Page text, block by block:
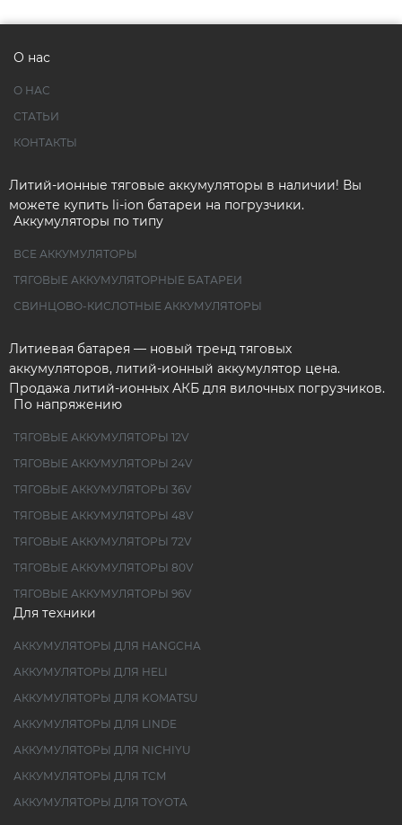
О нас
О НАС
СТАТЬИ
КОНТАКТЫ
Литий-ионные тяговые аккумуляторы в наличии! Вы
можете купить li-ion батареи на погрузчики.
Аккумуляторы по типу
ВСЕ АККУМУЛЯТОРЫ
ТЯГОВЫЕ АККУМУЛЯТОРНЫЕ БАТАРЕИ
СВИНЦОВО-КИСЛОТНЫЕ АККУМУЛЯТОРЫ
Литиевая батарея — новый тренд тяговых
аккумуляторов, литий-ионный аккумулятор цена.
Продажа литий-ионных АКБ для вилочных погрузчиков.
По напряжению
ТЯГОВЫЕ АККУМУЛЯТОРЫ 12V
ТЯГОВЫЕ АККУМУЛЯТОРЫ 24V
ТЯГОВЫЕ АККУМУЛЯТОРЫ 36V
ТЯГОВЫЕ АККУМУЛЯТОРЫ 48V
ТЯГОВЫЕ АККУМУЛЯТОРЫ 72V
ТЯГОВЫЕ АККУМУЛЯТОРЫ 80V
ТЯГОВЫЕ АККУМУЛЯТОРЫ 96V
Для техники
АККУМУЛЯТОРЫ ДЛЯ HANGCHA
АККУМУЛЯТОРЫ ДЛЯ HELI
АККУМУЛЯТОРЫ ДЛЯ KOMATSU
АККУМУЛЯТОРЫ ДЛЯ LINDE
АККУМУЛЯТОРЫ ДЛЯ NICHIYU
АККУМУЛЯТОРЫ ДЛЯ TCM
АККУМУЛЯТОРЫ ДЛЯ TOYOTA